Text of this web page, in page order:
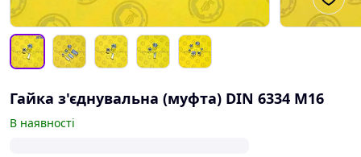
Гайка з'єднувальна (муфта) DIN 6334 М16
В наявності